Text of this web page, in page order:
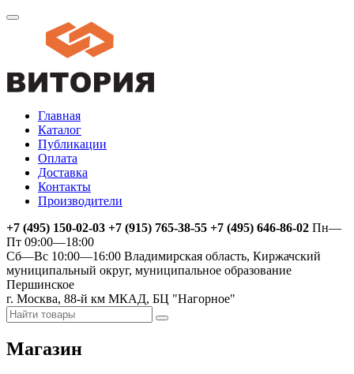
Главная
Каталог
Публикации
Оплата
Доставка
Контакты
Производители
+7 (495) 150-02-03 +7 (915) 765-38-55 +7 (495) 646-86-02 Пн—
Пт 09:00—18:00
Сб—Вс 10:00—16:00 Владимирская область, Киржачский
муниципальный округ, муниципальное образование
Першинское
г. Москва, 88-й км МКАД, БЦ "Нагорное"
Магазин